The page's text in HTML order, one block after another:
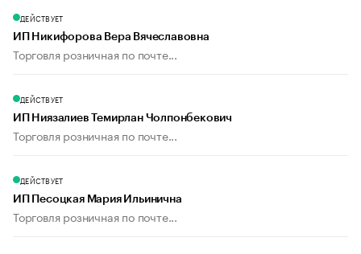
ДЕЙСТВУЕТ
ИП Никифорова Вера Вячеславовна
Торговля розничная по почте...
ДЕЙСТВУЕТ
ИП Ниязалиев Темирлан Чолпонбекович
Торговля розничная по почте...
ДЕЙСТВУЕТ
ИП Песоцкая Мария Ильинична
Торговля розничная по почте...